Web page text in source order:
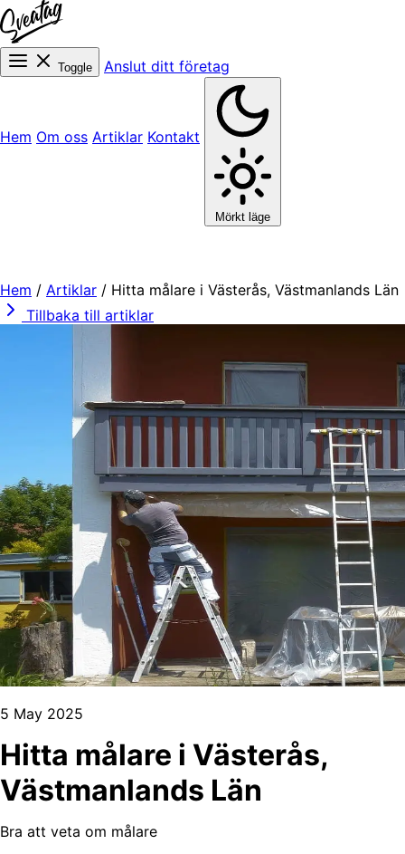
Toggle Anslut ditt företag
Hem Om oss Artiklar Kontakt
Mörkt läge
Hem / Artiklar / Hitta målare i Västerås, Västmanlands Län
Tillbaka till artiklar
5 May 2025
Hitta målare i Västerås,
Västmanlands Län
Bra att veta om målare